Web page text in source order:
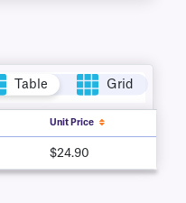
Table Grid
Unit Price
$24.90